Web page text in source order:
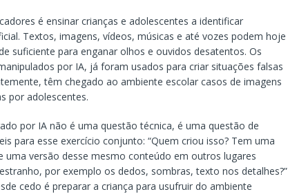
é ensinar crianças e adolescentes a identificar
Textos, imagens, vídeos, músicas e até vozes podem hoje
suficiente para enganar olhos e ouvidos desatentos. Os
por IA, já foram usados para criar situações falsas
têm chegado ao ambiente escolar casos de imagens
por adolescentes.
por IA não é uma questão técnica, é uma questão de
para esse exercício conjunto: “Quem criou isso? Tem uma
uma versão desse mesmo conteúdo em outros lugares
por exemplo os dedos, sombras, texto nos detalhes?”
cedo é preparar a criança para usufruir do ambiente